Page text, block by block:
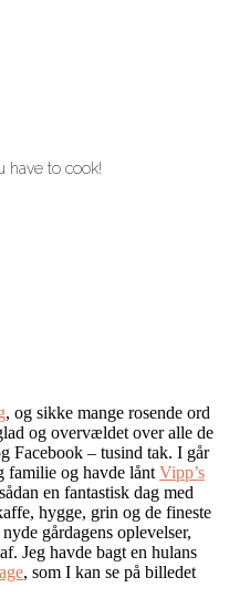
have to cook!
, og sikke mange rosende ord
og overvældet over alle de
Facebook – tusind tak. I går
familie og havde lånt Vipp’s
en fantastisk dag med
hygge, grin og de fineste
gårdagens oplevelser,
Jeg havde bagt en hulans
, som I kan se på billedet